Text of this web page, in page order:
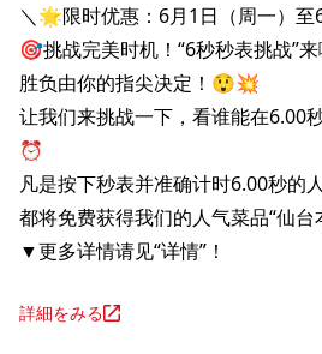
＼🌟限时优惠：6月1日（周一）
🎯挑战完美时机！“6秒秒表挑战”
胜负由你的指尖决定！😲💥
让我们来挑战一下，看谁能在6.00
⏰️
凡是按下秒表并准确计时6.00秒的
都将免费获得我们的人气菜品“仙
▼更多详情请见“详情”！
詳細をみる